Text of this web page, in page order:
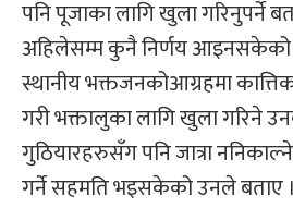
पनि पूजाका लागि खुला गरिनुपर्ने
अहिलेसम्म कुनै निर्णय आइनसकेको
स्थानीय भक्तजनकोआग्रहमा
गरी भक्तालुका लागि खुला गरिने
गुठियारहरुसँग पनि जात्रा
गर्ने सहमति भइसकेको उनले बताए ।